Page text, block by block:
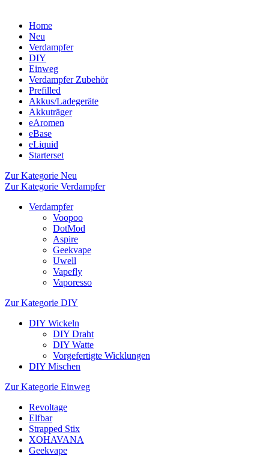
Home
Neu
Verdampfer
DIY
Einweg
Verdampfer Zubehör
Prefilled
Akkus/Ladegeräte
Akkuträger
eAromen
eBase
eLiquid
Starterset
Zur Kategorie Neu
Zur Kategorie Verdampfer
Verdampfer
Voopoo
DotMod
Aspire
Geekvape
Uwell
Vapefly
Vaporesso
Zur Kategorie DIY
DIY Wickeln
DIY Draht
DIY Watte
Vorgefertigte Wicklungen
DIY Mischen
Zur Kategorie Einweg
Revoltage
Elfbar
Strapped Stix
XOHAVANA
Geekvape